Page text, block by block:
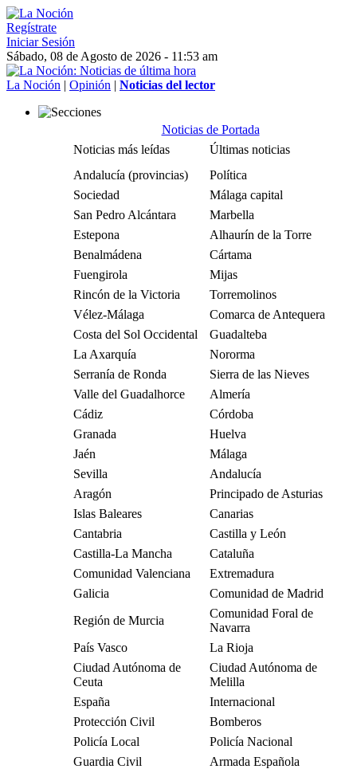
Regístrate
Iniciar Sesión
Sábado, 08 de Agosto de 2026 - 11:53 am
La Noción | Opinión | Noticias del lector
Noticias de Portada
Noticias más leídas
Últimas noticias
Andalucía (provincias)
Política
Sociedad
Málaga capital
San Pedro Alcántara
Marbella
Estepona
Alhaurín de la Torre
Benalmádena
Cártama
Fuengirola
Mijas
Rincón de la Victoria
Torremolinos
Vélez-Málaga
Comarca de Antequera
Costa del Sol Occidental
Guadalteba
La Axarquía
Nororma
Serranía de Ronda
Sierra de las Nieves
Valle del Guadalhorce
Almería
Cádiz
Córdoba
Granada
Huelva
Jaén
Málaga
Sevilla
Andalucía
Aragón
Principado de Asturias
Islas Baleares
Canarias
Cantabria
Castilla y León
Castilla-La Mancha
Cataluña
Comunidad Valenciana
Extremadura
Galicia
Comunidad de Madrid
Región de Murcia
Comunidad Foral de
Navarra
País Vasco
La Rioja
Ciudad Autónoma de
Ceuta
Ciudad Autónoma de
Melilla
España
Internacional
Protección Civil
Bomberos
Policía Local
Policía Nacional
Guardia Civil
Armada Española